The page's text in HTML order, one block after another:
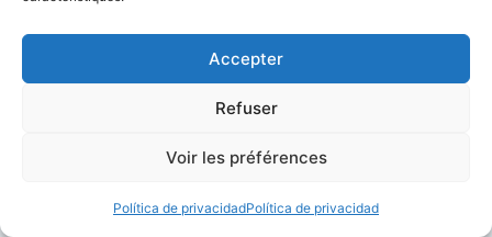
Accepter
Refuser
Voir les préférences
Política de privacidadPolítica de privacidad